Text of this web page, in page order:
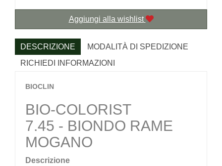
Aggiungi alla wishlist
DESCRIZIONE
MODALITÀ DI SPEDIZIONE
RICHIEDI INFORMAZIONI
BIOCLIN
BIO-COLORIST
7.45 - BIONDO RAME
MOGANO
Descrizione